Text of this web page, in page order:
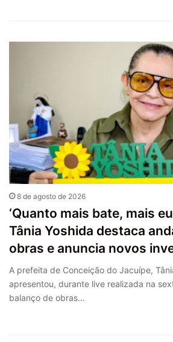
8 de agosto de 2026
‘Quanto mais bate, mais
Tânia Yoshida destaca
obras e anuncia novos
A prefeita de Conceição do Jacuípe,
apresentou, durante live realizada na
balanço de obras…